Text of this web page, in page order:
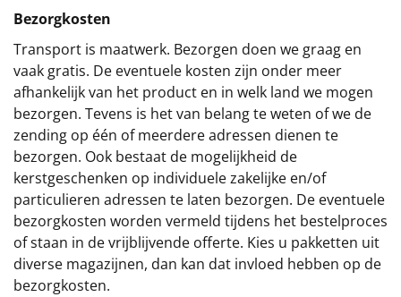
Bezorgkosten
Transport is maatwerk. Bezorgen doen we graag en
vaak gratis. De eventuele kosten zijn onder meer
afhankelijk van het product en in welk land we mogen
bezorgen. Tevens is het van belang te weten of we de
zending op één of meerdere adressen dienen te
bezorgen. Ook bestaat de mogelijkheid de
kerstgeschenken op individuele zakelijke en/of
particulieren adressen te laten bezorgen. De eventuele
bezorgkosten worden vermeld tijdens het bestelproces
of staan in de vrijblijvende offerte. Kies u pakketten uit
diverse magazijnen, dan kan dat invloed hebben op de
bezorgkosten.